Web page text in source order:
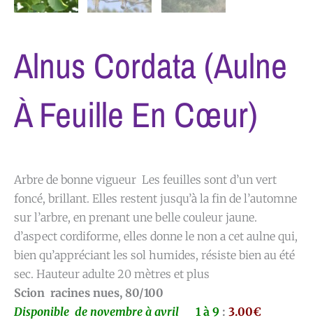
Alnus Cordata (aulne
À Feuille En Cœur)
Arbre de bonne vigueur Les feuilles sont d’un vert
foncé, brillant. Elles restent jusqu’à la fin de l’automne
sur l’arbre, en prenant une belle couleur jaune.
d’aspect cordiforme, elles donne le non a cet aulne qui,
bien qu’appréciant les sol humides, résiste bien au été
sec. Hauteur adulte 20 mètres et plus
Scion racines nues, 80/100
Disponible de novembre à avril
1 à 9 : 3.00€